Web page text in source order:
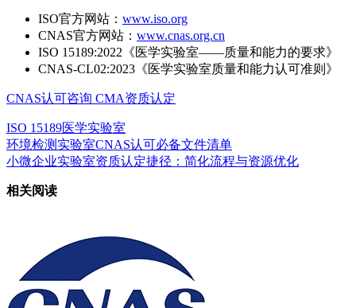
ISO官方网站： www.iso.org
CNAS官方网站： www.cnas.org.cn
ISO 15189:2022《医学实验室——质量和能力的要求》
CNAS-CL02:2023《医学实验室质量和能力认可准则》
CNAS认可咨询 CMA资质认定
ISO 15189医学实验室
环境检测实验室CNAS认可必备文件清单
小微企业实验室资质认定捷径：简化流程与资源优化
相关阅读